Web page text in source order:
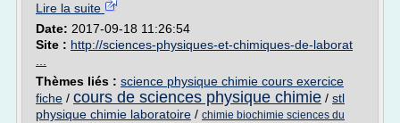
Lire la suite
Date: 2017-09-18 11:26:54
Site : http://sciences-physiques-et-chimiques-de-laborat
Thèmes liés : science physique chimie cours exercice
fiche / cours de sciences physique chimie / stl
physique chimie laboratoire / chimie biochimie sciences du